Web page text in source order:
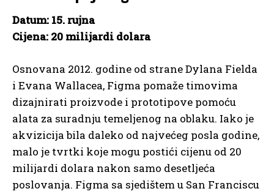
Datum: 15. rujna
Cijena: 20 milijardi dolara
Osnovana 2012. godine od strane Dylana Fielda
i Evana Wallacea, Figma pomaže timovima
dizajnirati proizvode i prototipove pomoću
alata za suradnju temeljenog na oblaku. Iako je
akvizicija bila daleko od najvećeg posla godine,
malo je tvrtki koje mogu postići cijenu od 20
milijardi dolara nakon samo desetljeća
poslovanja. Figma sa sjedištem u San Franciscu